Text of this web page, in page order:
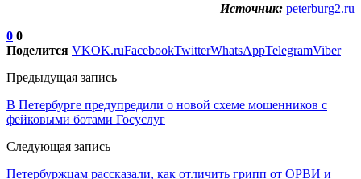
Источник: peterburg2.ru
0 0
Поделится VKOK.ruFacebookTwitterWhatsAppTelegramViber
Предыдущая запись
В Петербурге предупредили о новой схеме мошенников с
фейковыми ботами Госуслуг
Следующая запись
Петербуржцам рассказали, как отличить грипп от ОРВИ и